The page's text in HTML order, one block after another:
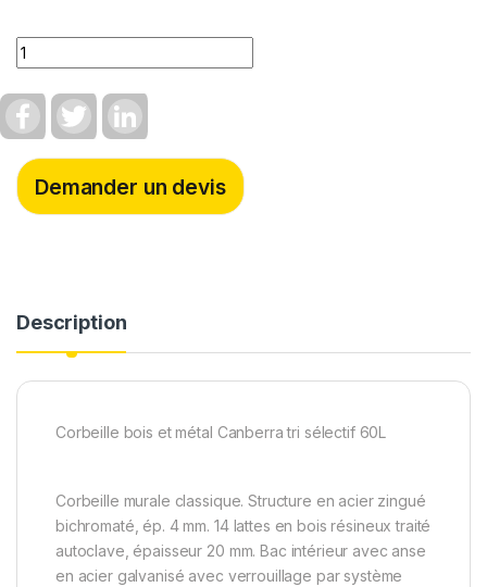
Quantity
c
e
b
o
o
i
t
e
r
n
k
d
I
Demander un devis
Description
Corbeille bois et métal Canberra tri sélectif 60L
Corbeille murale classique. Structure en acier zingué
bichromaté, ép. 4 mm. 14 lattes en bois résineux traité
autoclave, épaisseur 20 mm. Bac intérieur avec anse
en acier galvanisé avec verrouillage par système